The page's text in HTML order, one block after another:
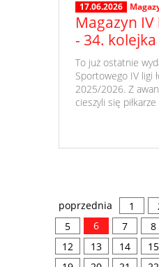
17.06.2026
Magazyn IV
- 34. kolejka
To już ostatnie
Sportowego IV ligi
2025/2026. Z
cieszyli się piłkarze
poprzednia 1
5
6 7 8
12
13 14 15